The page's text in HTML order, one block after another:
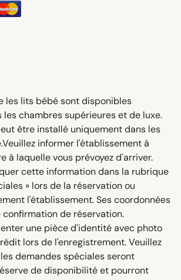
les lits bébé sont disponibles
les chambres supérieures et de luxe.
être installé uniquement dans les
informer l'établissement à
à laquelle vous prévoyez d'arriver.
cette information dans la rubrique
» lors de la réservation ou
l'établissement. Ses coordonnées
de réservation.
une pièce d'identité avec photo
lors de l'enregistrement. Veuillez
demandes spéciales seront
de disponibilité et pourront